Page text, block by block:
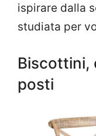
ispirare dalla
studiata per
Biscottini,
posti